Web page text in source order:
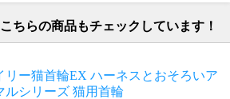
ちらの商品もチェックしています！
リー猫首輪EX ハーネスとおそろいア
ルシリーズ 猫用首輪